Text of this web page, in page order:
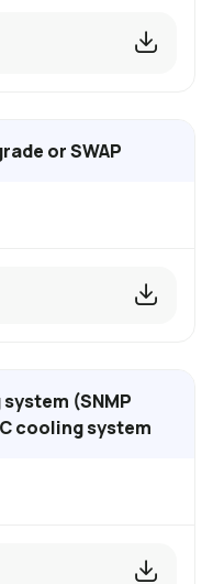
or SWAP
(SNMP
cooling system